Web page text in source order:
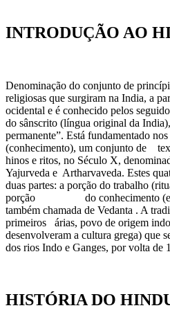
INTRODUÇÃO AO
Denominação do conjunto de
religiosas que surgiram na India, a
ocidental e é conhecido pelos
do sânscrito (língua original da
permanente”. Está fundamentado
(conhecimento), um conjunto de
hinos e ritos, no Século X,
Yajurveda e Artharvaveda. Estes
duas partes: a porção do trabalho
porção do conhecimento
também chamada de Vedanta . A
primeiros árias, povo de origem
desenvolveram a cultura grega) que
dos rios Indo e Ganges, por volta de
HISTÓRIA DO